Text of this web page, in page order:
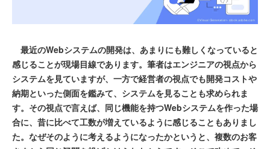
最近のWebシステムの開発は、あまりにも難しくなっていると
感じることが現場目線であります。筆者はエンジニアの視点から
システムを見ていますが、一方で経営者の視点でも開発コストや
納期といった側面を鑑みて、システムを見ることも求められま
す。その視点で言えば、同じ機能を持つWebシステムを作った場
合に、昔に比べて工数が増えているように感じることもありまし
た。なぜそのように考えるようになったかというと、複数のお客